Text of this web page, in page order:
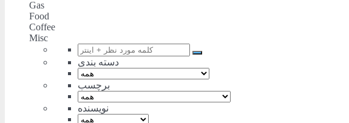
Gas
Food
Coffee
Misc
دسته بندی
برچسب
نویسنده